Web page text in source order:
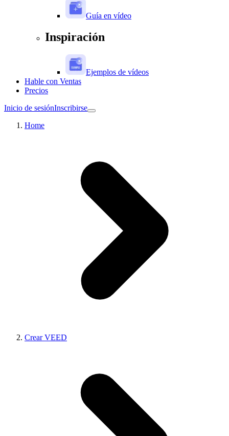
Guía en vídeo
Inspiración
Ejemplos de vídeos
Hable con Ventas
Precios
Inicio de sesiónInscribirse
Home
Crear VEED